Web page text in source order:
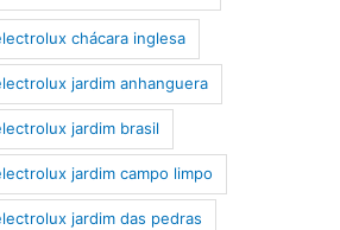
chácara inglesa
jardim anhanguera
jardim brasil
jardim campo limpo
jardim das pedras